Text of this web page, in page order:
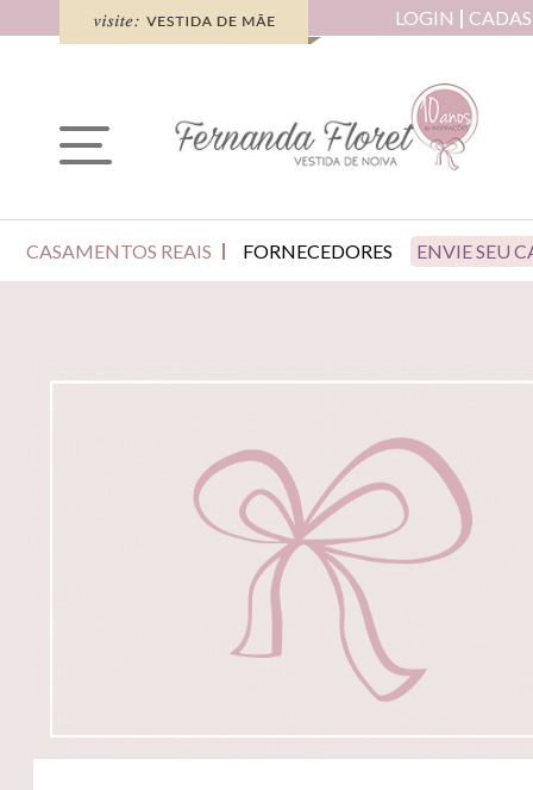
LOGIN
CASAMENTOS REAIS FORNECEDORES ENVIE SEU